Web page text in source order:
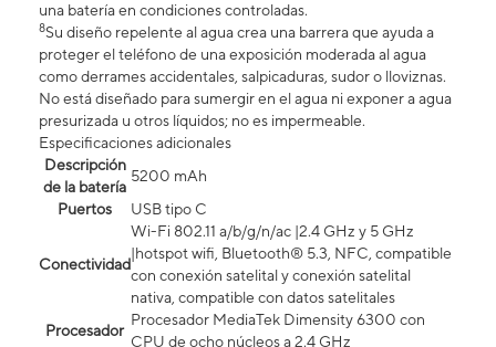
una batería en condiciones controladas.
8Su diseño repelente al agua crea una barrera que ayuda a
proteger el teléfono de una exposición moderada al agua
como derrames accidentales, salpicaduras, sudor o lloviznas.
No está diseñado para sumergir en el agua ni exponer a agua
presurizada u otros líquidos; no es impermeable.
Especificaciones adicionales
Descripción
de la batería
5200 mAh
Puertos
USB tipo C
Conectividad
Wi-Fi 802.11 a/b/g/n/ac |2.4 GHz y 5 GHz
|hotspot wifi, Bluetooth® 5.3, NFC, compatible
con conexión satelital y conexión satelital
nativa, compatible con datos satelitales
Procesador
Procesador MediaTek Dimensity 6300 con
CPU de ocho núcleos a 2.4 GHz